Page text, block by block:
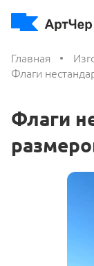
Главная
Флаги
Флаги